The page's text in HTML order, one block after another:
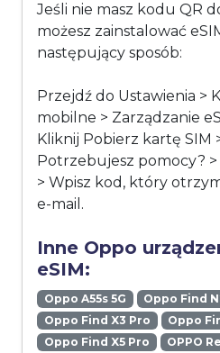
Jeśli nie masz kodu QR
możesz zainstalować
następujący sposób:
Przejdź do Ustawienia >
mobilne > Zarządzanie
Kliknij Pobierz kartę SIM
Potrzebujesz pomocy?
> Wpisz kod, który
e-mail.
Inne Oppo
eSIM:
Oppo A55s 5G
Oppo Find
Oppo Find X3 Pro
Oppo
Oppo Find X5 Pro
OPPO